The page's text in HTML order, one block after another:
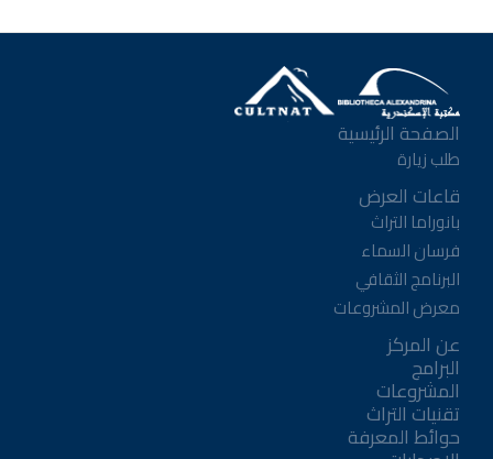
الصفحة الرئيسية
طلب زيارة
قاعات العرض
بانوراما التراث
فرسان السماء
البرنامج الثقافي
معرض المشروعات
عن المركز
البرامج
المشروعات
تقنيات التراث
حوائط المعرفة